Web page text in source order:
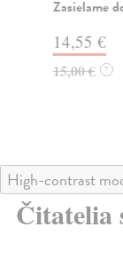
Zasielame
14,55 €
15,00 € ?
High-contrast
Čitatelia